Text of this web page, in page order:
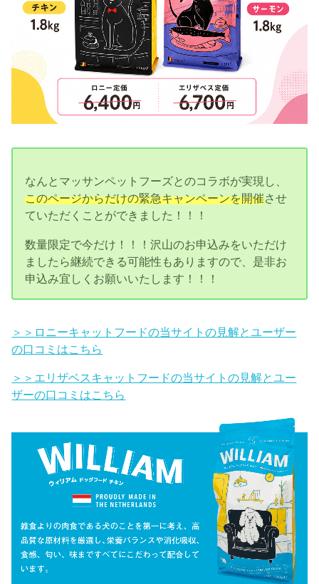
なんとマッサンペットフーズとのコラボが実現し、
このページからだけの緊急キャンペーンを開催させ
ていただくことができました！！！
数量限定で今だけ！！！沢山のお申込みをいただけ
ましたら継続できる可能性もありますので、是非お
申込み宜しくお願いいたします！！！
＞＞ロニーキャットフードの当サイトの見解とユーザー
の口コミはこちら
＞＞エリザベスキャットフードの当サイトの見解とユー
ザーの口コミはこちら